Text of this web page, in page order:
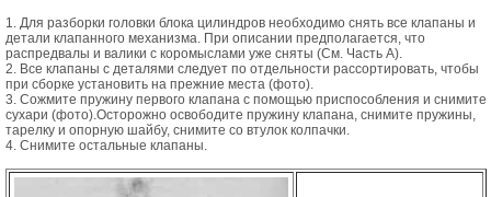
1. Для разборки головки блока цилиндров необходимо снять все клапаны и
детали клапанного механизма. При описании предполагается, что
распредвалы и валики с коромыслами уже сняты (См. Часть А).
2. Все клапаны с деталями следует по отдельности рассортировать, чтобы
при сборке установить на прежние места (фото).
3. Сожмите пружину первого клапана с помощью приспособления и снимите
сухари (фото).Осторожно освободите пружину клапана, снимите пружины,
тарелку и опорную шайбу, снимите со втулок колпачки.
4. Снимите остальные клапаны.